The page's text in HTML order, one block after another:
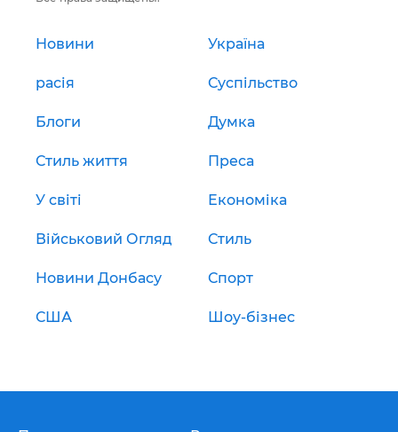
Новини Україна
расія Суспільство
Блоги Думка
Стиль життя Преса
У світі Економіка
Військовий Огляд Стиль
Новини Донбасу Спорт
США Шоу-бізнес